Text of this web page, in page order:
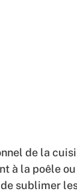
de la
à la poêle
sublimer